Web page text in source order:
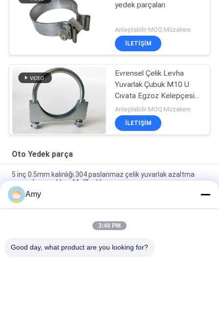
yedek parçaları
Anlaşılabilir MOQ:Müzakere
İLETIŞIM
Evrensel Çelik Levha
Yuvarlak Çubuk M10 U
Cıvata Egzoz Kelepçesi
1.5-6 inç
Anlaşılabilir MOQ:Müzakere
İLETIŞIM
Oto Yedek parça
5 inç 0.5mm kalınlığı 304 paslanmaz çelik yuvarlak azaltma
egzoz borusu klem Muffler klem
Galvanizli Çelik Hafif Görevli Elektro Muffler U Tipi M8 M10 Bolt
Klemleri Otomatik yedek parçalar
galvanizli çelik Otomatik yedek parçalar 2.5 "U Bolt Tipi boru
Amy
3:48 PM
Good day, what product are you looking for?